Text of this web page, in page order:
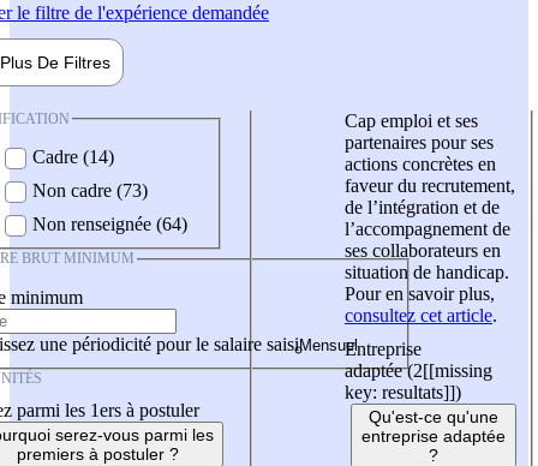
le filtre de l'expérience demandée
Plus De Filtres
Cadre (14)
Non cadre (73)
Non renseignée (64)
BRUT MINIMUM
minimum
une périodicité pour le salaire saisi
parmi les 1ers à postuler
serez-vous parmi les
premiers à postuler ?
Cap emploi et ses
partenaires pour ses
actions concrètes en
faveur du recrutement,
de l’intégration et de
l’accompagnement de
ses collaborateurs en
situation de handicap.
Pour en savoir plus,
consultez cet article.
Entreprise
adaptée (2[[missing
key: resultats]])
Qu'est-ce qu'une
entreprise adaptée
?